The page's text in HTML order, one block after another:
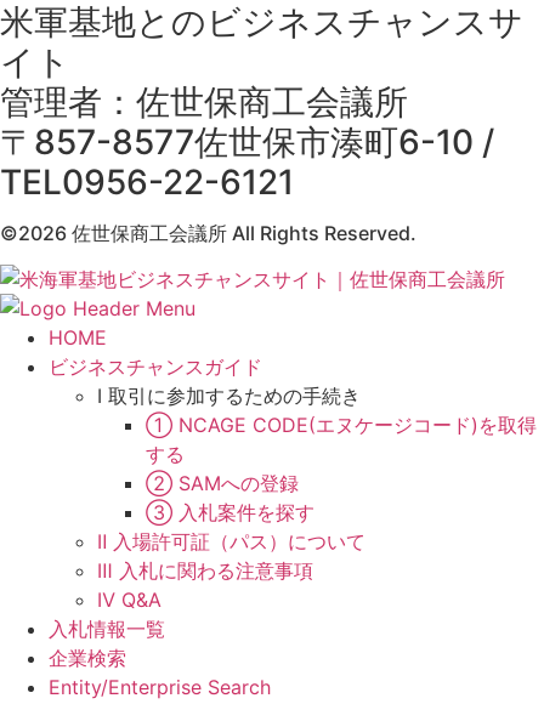
米軍基地とのビジネスチャンスサ
イト
管理者：佐世保商工会議所
〒857-8577佐世保市湊町6-10 /
TEL0956-22-6121
©2026 佐世保商工会議所 All Rights Reserved.
HOME
ビジネスチャンスガイド
Ⅰ 取引に参加するための手続き
① NCAGE CODE(エヌケージコード)を取得
する
② SAMへの登録
③ 入札案件を探す
Ⅱ 入場許可証（パス）について
Ⅲ 入札に関わる注意事項
Ⅳ Q&A
入札情報一覧
企業検索
Entity/Enterprise Search